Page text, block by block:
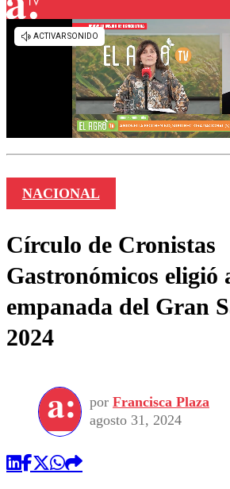
NACIONAL
Círculo de Cronistas
Gastronómicos eligió
empanada del Gran
2024
por Francisca Plaza
agosto 31, 2024